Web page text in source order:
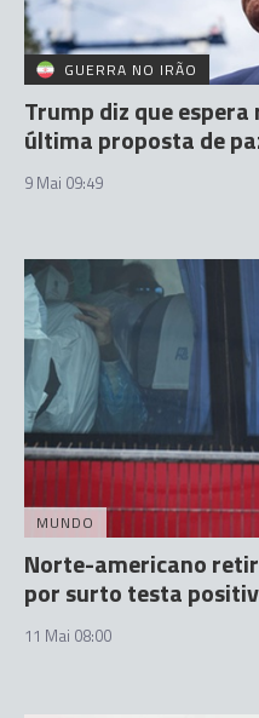
GUERRA NO IRÃO
Trump diz que
última proposta de
9 Mai 09:49
MUNDO
Norte-americano
por surto testa
11 Mai 08:00